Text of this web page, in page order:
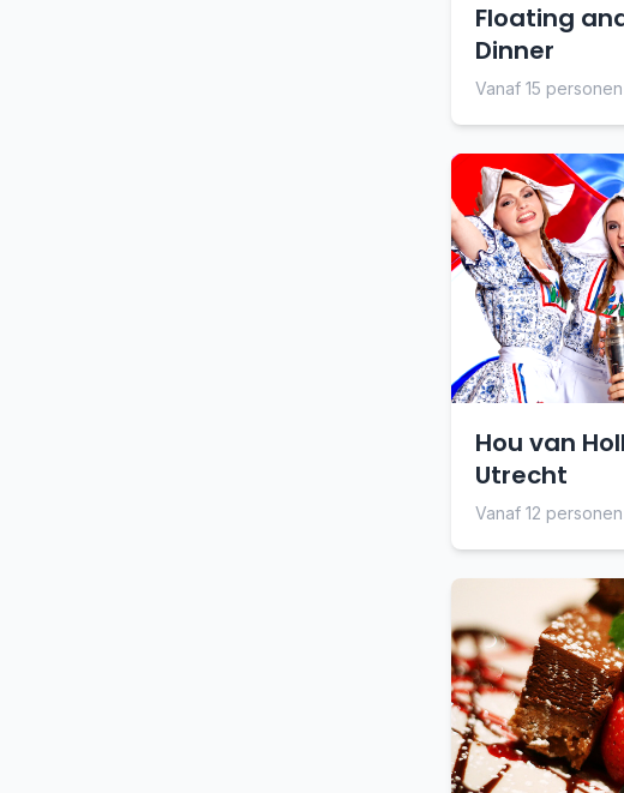
Floating
Dinner
Vanaf 15 personen
Hou van
Utrecht
Vanaf 12 personen